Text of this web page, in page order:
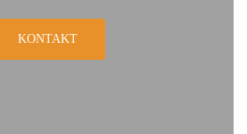
KONTAKT